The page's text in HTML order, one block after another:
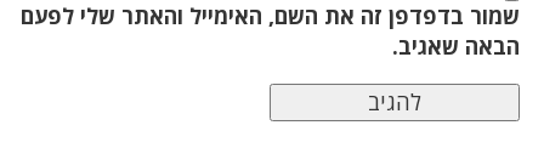
שמור בדפדפן זה את השם, האימייל והאתר שלי לפעם
הבאה שאגיב.